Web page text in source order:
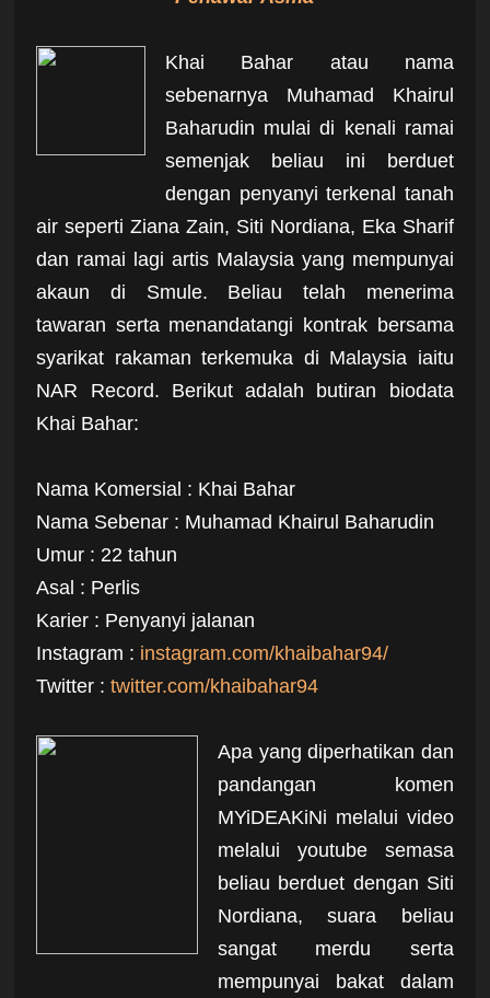
Khai Bahar atau nama
sebenarnya Muhamad Khairul
Baharudin mulai di kenali ramai
semenjak beliau ini berduet
dengan penyanyi terkenal tanah
air seperti Ziana Zain, Siti Nordiana, Eka Sharif
dan ramai lagi artis Malaysia yang mempunyai
akaun di Smule. Beliau telah menerima
tawaran serta menandatangi kontrak bersama
syarikat rakaman terkemuka di Malaysia iaitu
NAR Record. Berikut adalah butiran biodata
Khai Bahar:
Nama Komersial : Khai Bahar
Nama Sebenar : Muhamad Khairul Baharudin
Umur : 22 tahun
Asal : Perlis
Karier : Penyanyi jalanan
Instagram : instagram.com/khaibahar94/
Twitter :twitter.com/khaibahar94
Apa yang diperhatikan dan
pandangan komen
MYiDEAKiNi melalui video
melalui youtube semasa
beliau berduet dengan Siti
Nordiana, suara beliau
sangat merdu serta
mempunyai bakat dalam